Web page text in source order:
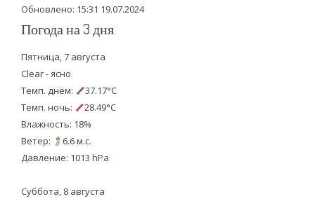
Обновлено: 15:31 19.07.2024
Погода на 3 дня
Пятница, 7 августа
Clear - ясно
Темп. днём:
37.17°C
Темп. ночь:
28.49°C
Влажность: 18%
Ветер:
6.6 м.с.
Давление: 1013 hPa
Суббота, 8 августа